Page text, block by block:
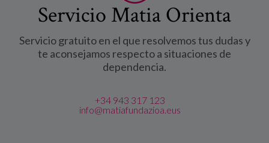
Servicio Matia Orienta
Servicio gratuito en el que resolvemos tus dudas y
te aconsejamos respecto a situaciones de
dependencia.
+34 943 317 123
info@matiafundazioa.eus